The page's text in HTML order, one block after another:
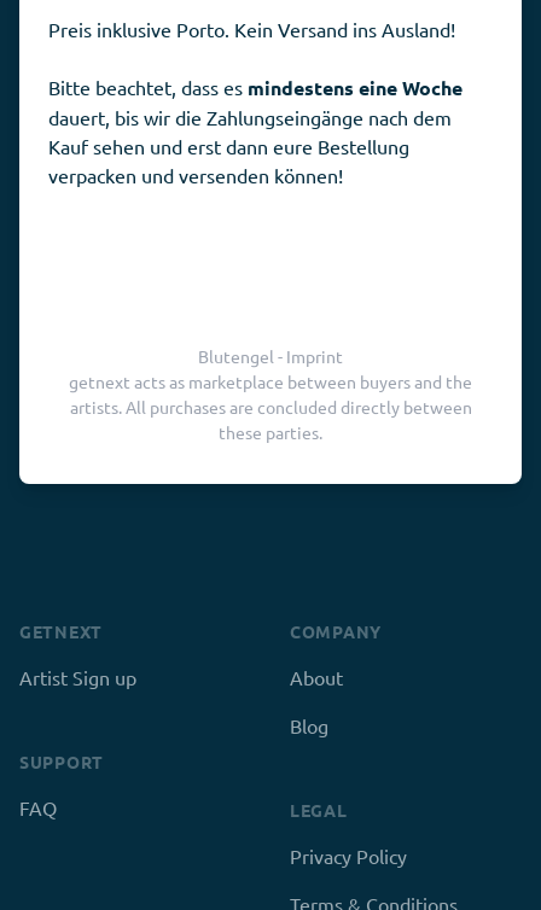
Preis inklusive Porto. Kein Versand ins Ausland!
Bitte beachtet, dass es mindestens eine Woche
dauert, bis wir die Zahlungseingänge nach dem
Kauf sehen und erst dann eure Bestellung
verpacken und versenden können!
Blutengel - Imprint
getnext acts as marketplace between buyers and the
artists. All purchases are concluded directly between
these parties.
GETNEXT
Artist Sign up
SUPPORT
FAQ
COMPANY
About
Blog
LEGAL
Privacy Policy
Terms & Conditions